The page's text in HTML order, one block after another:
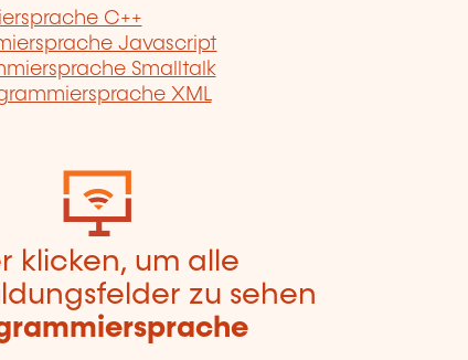
C++
Javascript
Smalltalk
XML
klicken, um alle
zu sehen